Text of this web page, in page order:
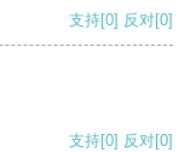
支持[0] 反对[0]
支持[0] 反对[0]